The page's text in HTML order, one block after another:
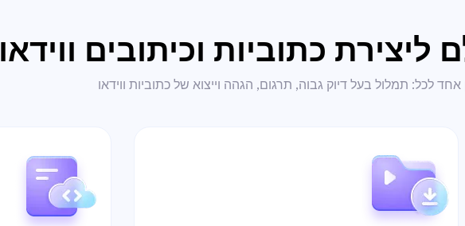
ליצירת כתוביות וכיתובים ווידאו
אחד לכל: תמלול בעל דיוק גבוה, תרגום, הגהה וייצוא של כתוביות ווידאו